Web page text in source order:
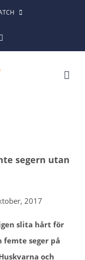
segern utan
2017
slita hårt för
femte seger på
och